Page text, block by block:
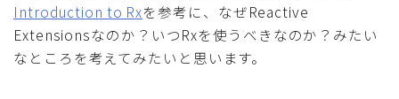
Introduction to Rxを参考に、なぜReactive
Extensionsなのか？いつRxを使うべきなのか？みたい
なところを考えてみたいと思います。